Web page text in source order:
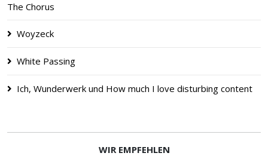
The Chorus
Woyzeck
White Passing
Ich, Wunderwerk und How much I love disturbing content
WIR EMPFEHLEN